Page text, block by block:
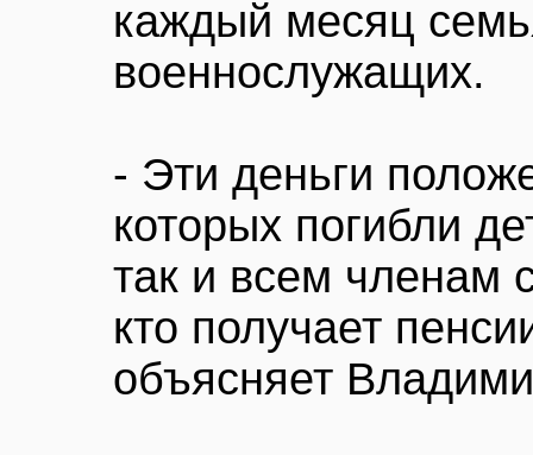
каждый месяц
военнослужащих.
- Эти деньги
которых погибли
так и всем членам
кто получает
объясняет